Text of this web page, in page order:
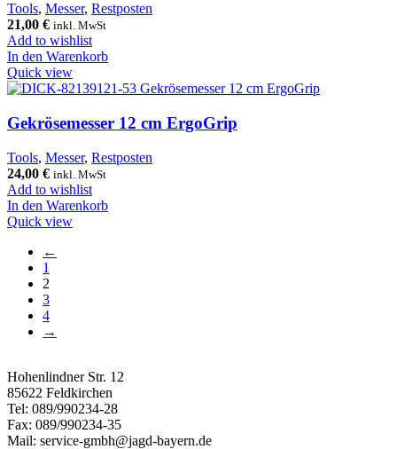
Tools, Messer, Restposten
21,00 € inkl. MwSt
Add to wishlist
In den Warenkorb
Quick view
Gekrösemesser 12 cm ErgoGrip
Tools, Messer, Restposten
24,00 € inkl. MwSt
Add to wishlist
In den Warenkorb
Quick view
←
1
2
3
4
→
Hohenlindner Str. 12
85622 Feldkirchen
Tel: 089/990234-28
Fax: 089/990234-35
Mail: service-gmbh@jagd-bayern.de